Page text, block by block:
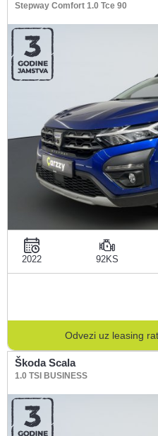
Stepway Comfort 1.0 Tce 90
2022 92KS
Odvezi uz leasing
Škoda Scala
1.0 TSI BUSINESS